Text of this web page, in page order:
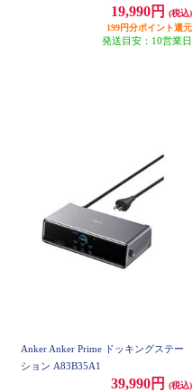
19,990円
(税込)
199円分ポイント還元
発送目安：10営業日
Anker Anker Prime ドッキングステー
ション A83B35A1
39,990円
(税込)